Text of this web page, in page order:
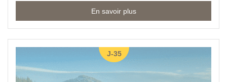
En savoir plus
J-35